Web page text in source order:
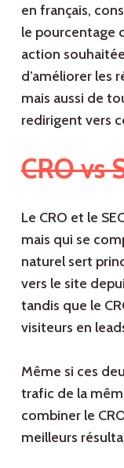
en français,
le pourcentage
action
d’améliorer les
mais aussi de
redirigent vers
CRO vs
Le CRO et le
mais qui se
naturel sert
vers le site
tandis que le
visiteurs en
Même si ces
trafic de la
combiner le
meilleurs